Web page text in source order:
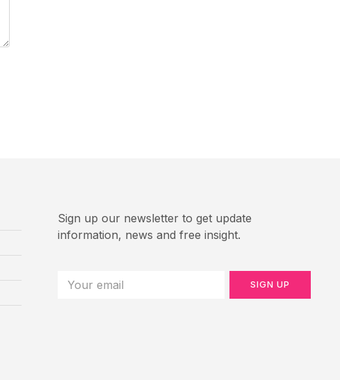
Sign up our newsletter to get update
information, news and free insight.
SIGN UP